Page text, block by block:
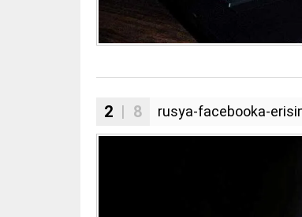
2 | 8 rusya-facebooka-